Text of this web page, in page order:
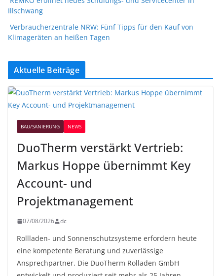
Illschwang
Verbraucherzentrale NRW: Fünf Tipps für den Kauf von
Klimageräten an heißen Tagen
Aktuelle Beiträge
BAU/SANIERUNG NEWS
DuoTherm verstärkt Vertrieb:
Markus Hoppe übernimmt Key
Account- und
Projektmanagement
07/08/2026 dc
Rollladen- und Sonnenschutzsysteme erfordern heute
eine kompetente Beratung und zuverlässige
Ansprechpartner. Die DuoTherm Rolladen GmbH